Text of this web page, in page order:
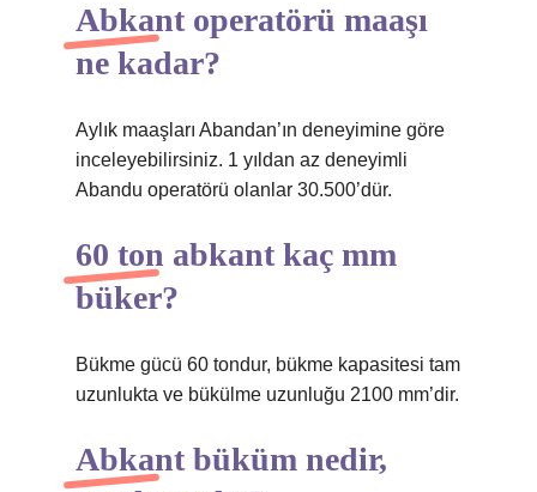
Abkant operatörü maaşı
ne kadar?
Aylık maaşları Abandan’ın deneyimine göre
inceleyebilirsiniz. 1 yıldan az deneyimli
Abandu operatörü olanlar 30.500’dür.
60 ton abkant kaç mm
büker?
Bükme gücü 60 tondur, bükme kapasitesi tam
uzunlukta ve bükülme uzunluğu 2100 mm’dir.
Abkant büküm nedir,